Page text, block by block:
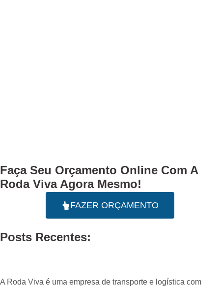
Faça Seu Orçamento Online Com A
Roda Viva Agora Mesmo!
FAZER ORÇAMENTO
Posts Recentes:
A Roda Viva é uma empresa de transporte e logística com